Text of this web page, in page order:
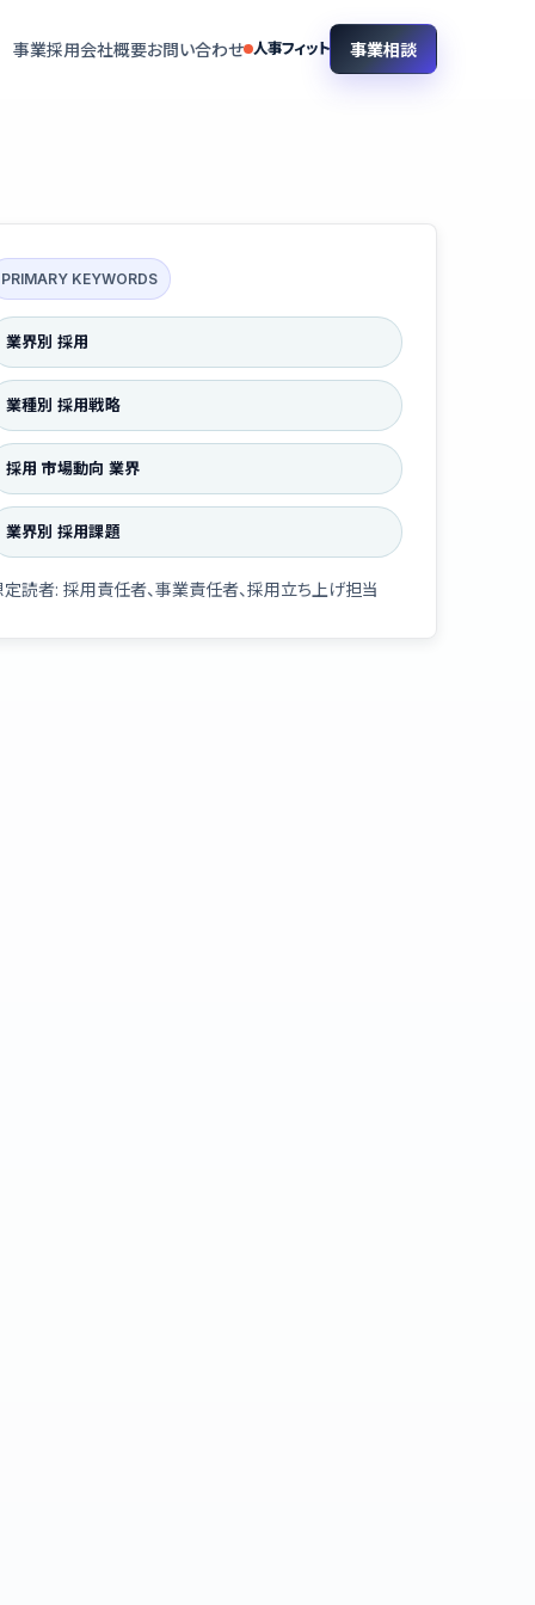
事業採用会社概要お問い合わせ 人事フィット 事業相談
PRIMARY KEYWORDS
業界別 採用
業種別 採用戦略
採用 市場動向 業界
業界別 採用課題
定読者: 採用責任者、事業責任者、採用立ち上げ担当